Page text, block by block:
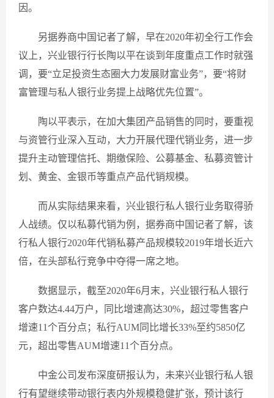
因。
另据券商中国记者了解，早在2020年初全行工作会
议上，兴业银行行长陶以平在谈到年度重点工作时就强
调，要“立足投资生态圈大力发展财富业务”，要“将财
富管理与私人银行业务提上战略优先位置”。
陶以平表示，在加大集团产品销售的同时，要重视
与资管行业深入互动，大力开展代理代销业务，进一步
提升主动管理信托、期缴保险、公募基金、私募资管计
划、黄金、金银币等重点产品代销规模。
而从实际结果来看，兴业银行私人银行业务取得骄
人战绩。仅以私募代销为例，据券商中国记者了解，该
行私人银行2020年代销私募产品规模较2019年增长近六
倍，在头部私行竞争中夺得一席之地。
数据显示，截至2020年6月末，兴业银行私人银行
客户数达4.44万户，同比增速高达30%，超过零售客户
增速11个百分点；私行AUM同比增长33%至约5850亿
元，超出零售AUM增速11个百分点。
中金公司发布深度研报认为，未来兴业银行私人银
行有望继续带动银行表内外规模稳健扩张，预计该行